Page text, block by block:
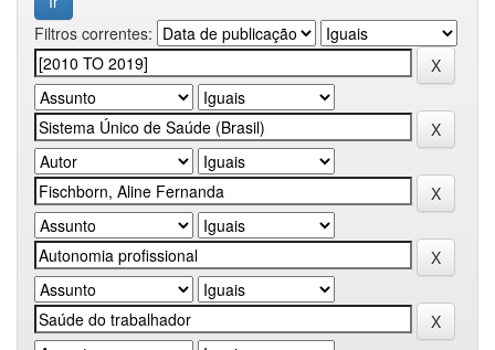
Filtros correntes: